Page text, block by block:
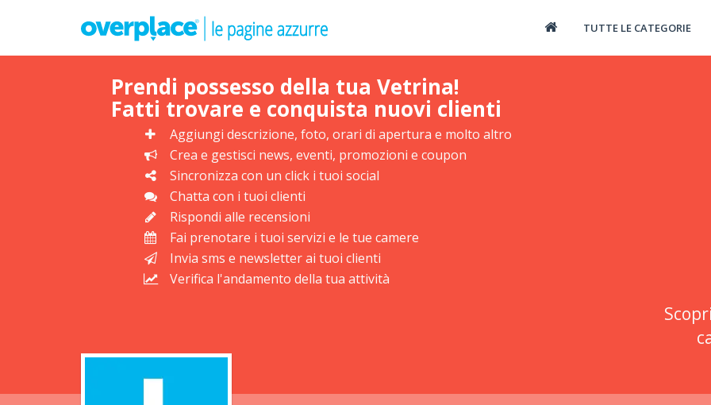
TUTTE LE CATEGORIE
Prendi possesso della tua Vetrina!
Fatti trovare e conquista nuovi clienti
Aggiungi descrizione, foto, orari di apertura e molto altro
Crea e gestisci news, eventi, promozioni e coupon
Sincronizza con un click i tuoi social
Chatta con i tuoi clienti
Rispondi alle recensioni
Fai prenotare i tuoi servizi e le tue camere
Invia sms e newsletter ai tuoi clienti
Verifica l'andamento della tua attività